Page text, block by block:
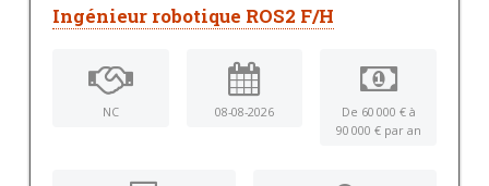
Ingénieur robotique ROS2 F/H
NC 08-08-2026
De 60 000 € à
90 000 € par an